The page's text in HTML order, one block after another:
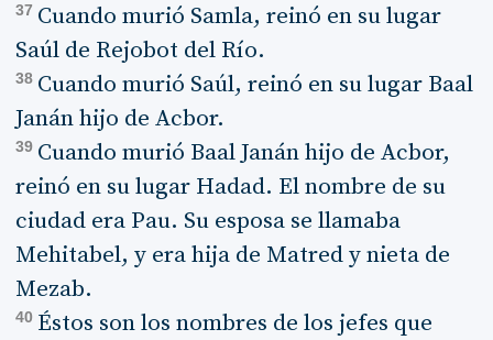
37 Cuando murió Samla, reinó en su lugar
Saúl de Rejobot del Río.
38 Cuando murió Saúl, reinó en su lugar Baal
Janán hijo de Acbor.
39 Cuando murió Baal Janán hijo de Acbor,
reinó en su lugar Hadad. El nombre de su
ciudad era Pau. Su esposa se llamaba
Mehitabel, y era hija de Matred y nieta de
Mezab.
40 Éstos son los nombres de los jefes que